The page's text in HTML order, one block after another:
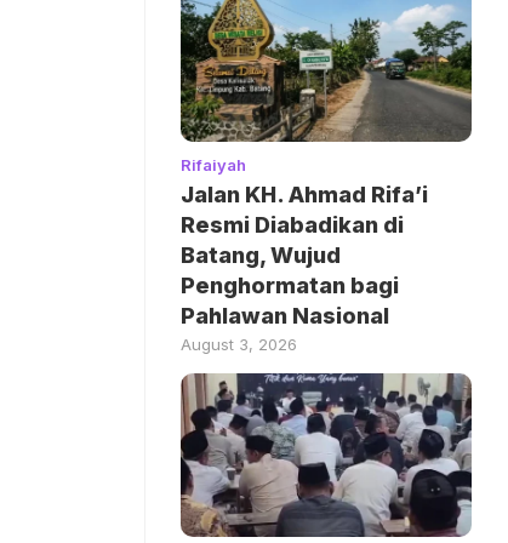
Rifaiyah
Jalan KH. Ahmad Rifa’i
Resmi Diabadikan di
Batang, Wujud
Penghormatan bagi
Pahlawan Nasional
August 3, 2026